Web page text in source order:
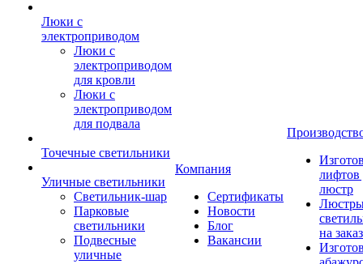
Люки с
электроприводом
Люки с
электроприводом
для кровли
Люки с
электроприводом
для подвала
Точечные светильники
Уличные светильники
Светильник-шар
Парковые
светильники
Подвесные
уличные
Компания
Сертификаты
Новости
Блог
Вакансии
лифтов
люстр
на заказ